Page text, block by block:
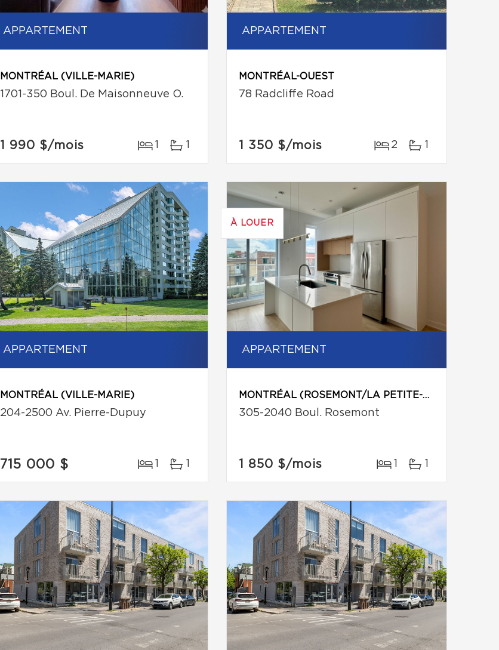
APPARTEMENT
MONTRÉAL (VILLE-MARIE)
1701-350 Boul. De Maisonneuve O.
1 990 $/mois 1 1
APPARTEMENT
MONTRÉAL-OUEST
78 Radcliffe Road
1 350 $/mois 2 1
APPARTEMENT
MONTRÉAL (VILLE-MARIE)
204-2500 Av. Pierre-Dupuy
715 000 $ 1 1
À LOUER
APPARTEMENT
MONTRÉAL (ROSEMONT/LA PETITE-PATRIE)
305-2040 Boul. Rosemont
1 850 $/mois 1 1